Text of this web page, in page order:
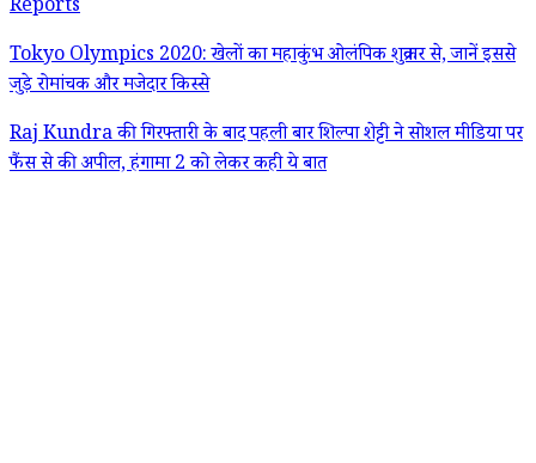
Reports
Tokyo Olympics 2020: खेलों का महाकुंभ ओलंपिक शुक्रवार से, जानें इससे
जुड़े रोमांचक और मजेदार किस्से
Raj Kundra की गिरफ्तारी के बाद पहली बार शिल्पा शेट्टी ने सोशल मीडिया पर
फैंस से की अपील, हंगामा 2 को लेकर कही ये बात